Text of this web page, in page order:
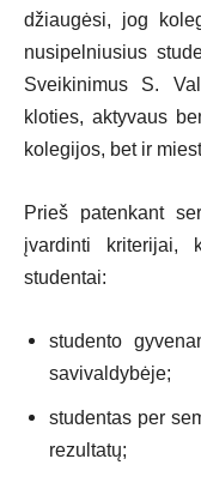
džiaugėsi, jog
nusipelniusius
Sveikinimus S.
kloties, aktyvaus
kolegijos, bet ir
Prieš patenkant
įvardinti kriterijai,
studentai:
studento
savivaldybėje;
studentas per
rezultatų;